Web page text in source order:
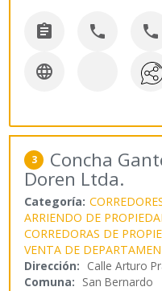
  

3 Concha
Doren Ltda.
Categoría:
ARRIENDO DE
CORREDORAS DE
VENTA DE
Dirección: Calle Arturo
Comuna: San Bernardo